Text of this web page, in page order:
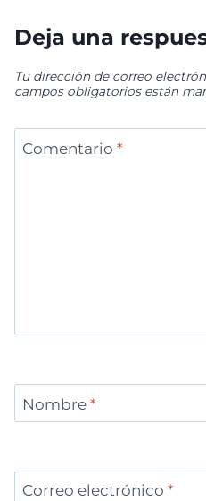
Deja una
Tu dirección de correo
campos obligatorios están
Comentario *
Nombre *
Correo electrónico *